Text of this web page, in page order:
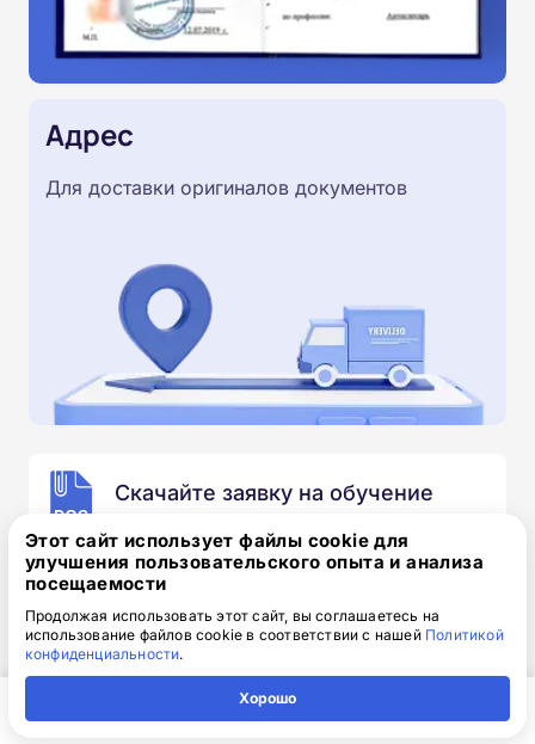
Адрес
Для доставки оригиналов документов
Скачайте заявку на обучение
Скачайте шаблон, заполните и отправьте по
электронной почте
Обязательно укажите контактный номер телефон.
Наш специалист свяжется с вами и утонит все
детали.
Этот сайт использует файлы cookie для
улучшения пользовательского опыта и анализа
посещаемости
Продолжая использовать этот сайт, вы соглашаетесь на
использование файлов cookie в соответствии с нашей Политикой
конфиденциальности.
Хорошо